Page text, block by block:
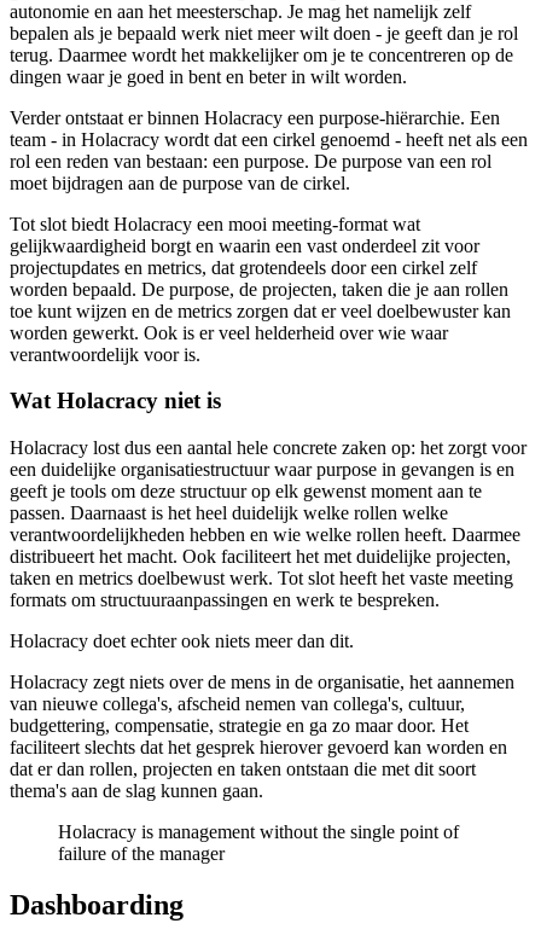
autonomie en aan het meesterschap. Je mag het namelijk zelf
bepalen als je bepaald werk niet meer wilt doen - je geeft dan je rol
terug. Daarmee wordt het makkelijker om je te concentreren op de
dingen waar je goed in bent en beter in wilt worden.
Verder ontstaat er binnen Holacracy een purpose-hiërarchie. Een
team - in Holacracy wordt dat een cirkel genoemd - heeft net als een
rol een reden van bestaan: een purpose. De purpose van een rol
moet bijdragen aan de purpose van de cirkel.
Tot slot biedt Holacracy een mooi meeting-format wat
gelijkwaardigheid borgt en waarin een vast onderdeel zit voor
projectupdates en metrics, dat grotendeels door een cirkel zelf
worden bepaald. De purpose, de projecten, taken die je aan rollen
toe kunt wijzen en de metrics zorgen dat er veel doelbewuster kan
worden gewerkt. Ook is er veel helderheid over wie waar
verantwoordelijk voor is.
Wat Holacracy niet is
Holacracy lost dus een aantal hele concrete zaken op: het zorgt voor
een duidelijke organisatiestructuur waar purpose in gevangen is en
geeft je tools om deze structuur op elk gewenst moment aan te
passen. Daarnaast is het heel duidelijk welke rollen welke
verantwoordelijkheden hebben en wie welke rollen heeft. Daarmee
distribueert het macht. Ook faciliteert het met duidelijke projecten,
taken en metrics doelbewust werk. Tot slot heeft het vaste meeting
formats om structuuraanpassingen en werk te bespreken.
Holacracy doet echter ook niets meer dan dit.
Holacracy zegt niets over de mens in de organisatie, het aannemen
van nieuwe collega's, afscheid nemen van collega's, cultuur,
budgettering, compensatie, strategie en ga zo maar door. Het
faciliteert slechts dat het gesprek hierover gevoerd kan worden en
dat er dan rollen, projecten en taken ontstaan die met dit soort
thema's aan de slag kunnen gaan.
Holacracy is management without the single point of
failure of the manager
Dashboarding